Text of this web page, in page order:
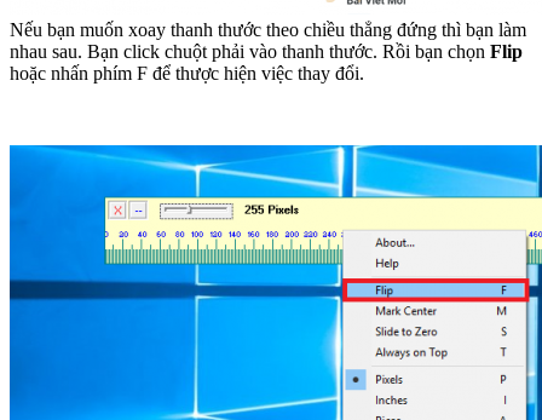
Nếu bạn muốn xoay thanh thước theo chiều thẳng đứng thì bạn làm
nhau sau. Bạn click chuột phải vào thanh thước. Rồi bạn chọn Flip
hoặc nhấn phím F để thược hiện việc thay đổi.